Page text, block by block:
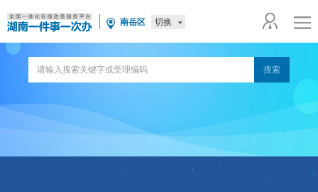
南岳区 切换